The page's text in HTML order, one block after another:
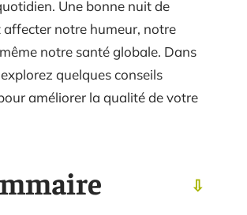
Une bonne nuit de
affecter notre humeur, notre
notre santé globale. Dans
quelques conseils
améliorer la qualité de votre